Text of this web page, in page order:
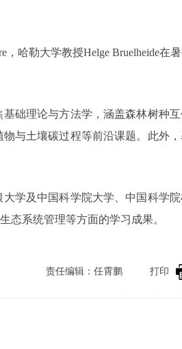
，哈勒大学教授Helge Bruelheide在
础理论与方法学，涵盖森林树种
与土壤碳过程等前沿课题。 此外
学及中国科学院大学、中国科学
态系统管理等方面的学习成果。
打印
责任编辑：任霄鹏